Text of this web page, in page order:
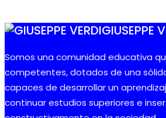
GIUSEPPE
Somos una comunidad educativa
competentes, dotados de una
capaces de desarrollar un
continuar estudios superiores e